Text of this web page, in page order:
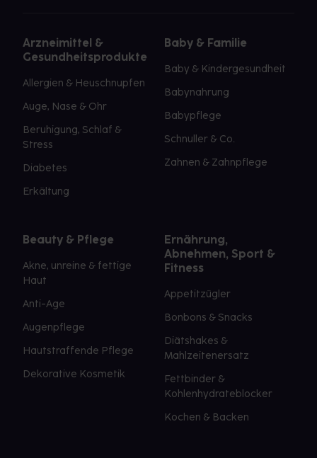
Arzneimittel &
Gesundheitsprodukte
Allergien & Heuschnupfen
Auge, Nase & Ohr
Beruhigung, Schlaf &
Stress
Diabetes
Erkältung
Baby & Familie
Baby & Kindergesundheit
Babynahrung
Babypflege
Schnuller & Co.
Zahnen & Zahnpflege
Beauty & Pflege
Akne, unreine & fettige
Haut
Anti-Age
Augenpflege
Hautstraffende Pflege
Dekorative Kosmetik
Ernährung,
Abnehmen, Sport &
Fitness
Appetitzügler
Bonbons & Snacks
Diätshakes &
Mahlzeitenersatz
Fettbinder &
Kohlenhydrateblocker
Kochen & Backen